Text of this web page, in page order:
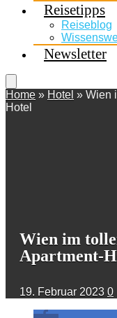
Reisetipps
Reiseblog
Newsletter
Home » Hotel » Wien
Hotel
Wien im
Apartment-
19. Februar 2023 0